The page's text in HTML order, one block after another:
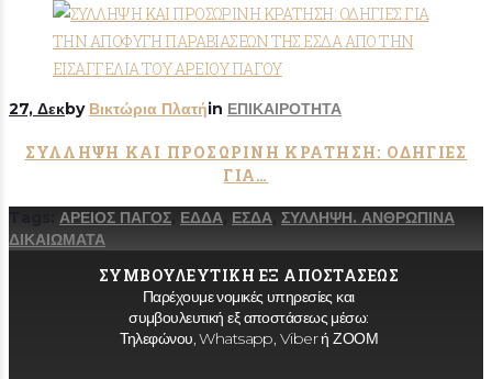
27, Δεκby Βικτώρια Πλατήin ΕΠΙΚΑΙΡΟΤΗΤΑ
ΣΥΛΛΗΨΗ ΚΑΙ ΠΡΟΣΩΡΙΝΗ ΚΡΑΤΗΣΗ: ΟΔΗΓΙΕΣ
ΓΙΑ…
ΑΡΕΙΟΣ ΠΑΓΟΣ ΕΔΔΑ ΕΣΔΑ ΣΥΛΛΗΨΗ. ΑΝΘΡΩΠΙΝΑ
ΔΙΚΑΙΩΜΑΤΑ
ΣΥΜΒΟΥΛΕΥΤΙΚΗ ΕΞ ΑΠΟΣΤΑΣΕΩΣ
Παρέχουμε νομικές υπηρεσίες και
συμβουλευτική εξ αποστάσεως μέσω:
Τηλεφώνου, Whatsapp, Viber ή ΖΟΟΜ